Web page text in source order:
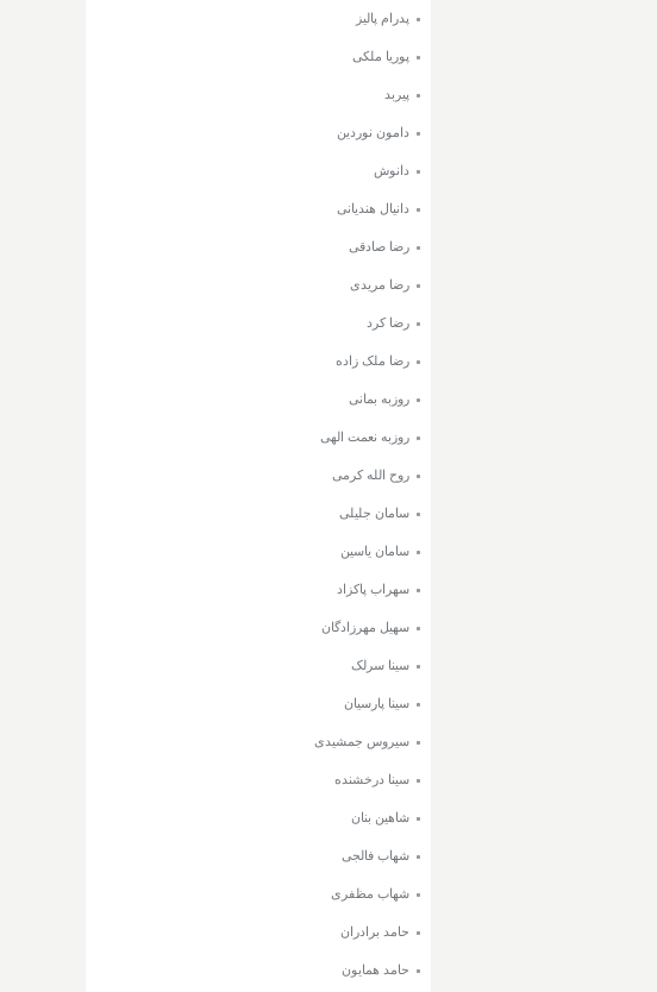
پدرام پالیز
پوریا ملکی
پیربد
دامون نوردین
دانوش
دانیال هندیانی
رضا صادقی
رضا مریدی
رضا کرد
رضا ملک زاده
روزبه بمانی
روزبه نعمت الهی
روح الله کرمی
سامان جلیلی
سامان یاسین
سهراب پاکزاد
سهیل مهرزادگان
سینا سرلک
سینا پارسیان
سیروس جمشیدی
سینا درخشنده
شاهین بنان
شهاب فالجی
شهاب مظفری
حامد برادران
حامد همایون